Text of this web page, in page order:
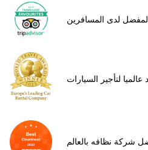
المفضل لدى المسافرين
عالميا لتأجير السيارات
شركة نظافه بالعالم